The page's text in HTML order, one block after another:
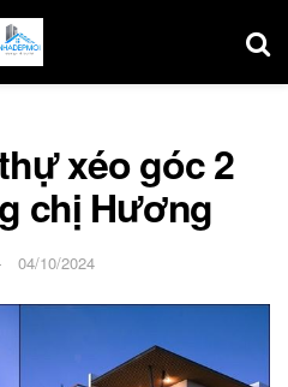
xéo góc 2
chị Hương
04/10/2024